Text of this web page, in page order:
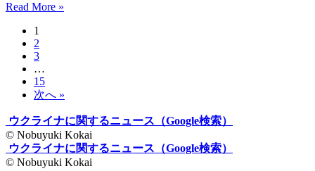
（Operatsija
Read More »
す
性
格
の
1
2
3
…
15
次へ »
ウクライナに関するニュース（Google検索）
© Nobuyuki Kokai
ウクライナに関するニュース（Google検索）
© Nobuyuki Kokai